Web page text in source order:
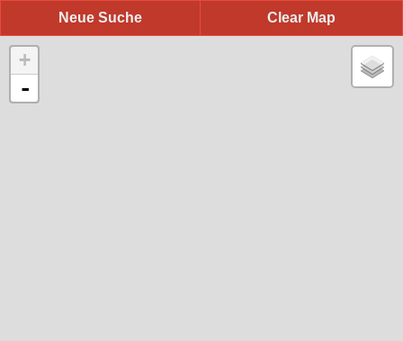
Clear Map
Neue Suche
+
-